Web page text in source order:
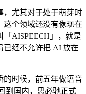
尤其对于处于萌芽时
这个领域还没有像现在
AISPEECH」，就是
已经不允许把 AI 放在
时候，前五年做语音
到国内，思必驰正式